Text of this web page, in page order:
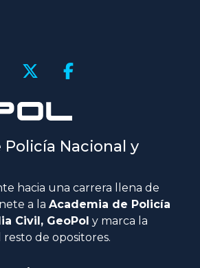
Nacional y
hacia una carrera llena de
a la Academia de Policía
Civil, GeoPol y marca la
de opositores.